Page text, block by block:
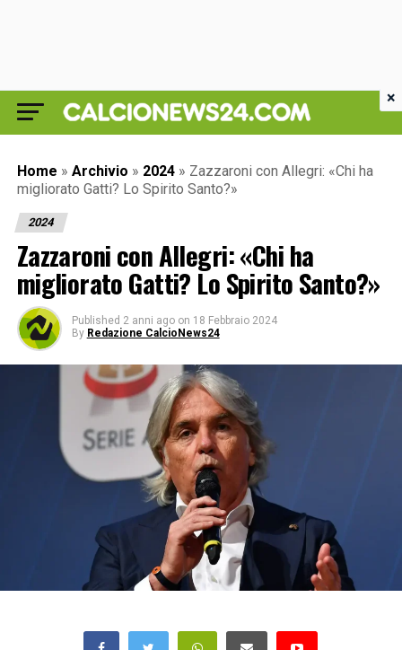
Home » Archivio » 2024 » Zazzaroni con Allegri: «Chi ha
migliorato Gatti? Lo Spirito Santo?»
2024
Zazzaroni con Allegri: «Chi ha
migliorato Gatti? Lo Spirito Santo?»
Published 2 anni ago on 18 Febbraio 2024
By Redazione CalcioNews24
×